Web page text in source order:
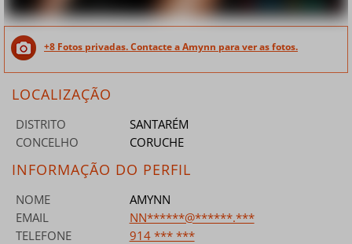
+8 Fotos privadas. Contacte a Amynn para ver as fotos.
LOCALIZAÇÃO
DISTRITO
SANTARÉM
CONCELHO
CORUCHE
INFORMAÇÃO DO PERFIL
NOME
AMYNN
EMAIL
NN******@******.***
TELEFONE
914 *** ***